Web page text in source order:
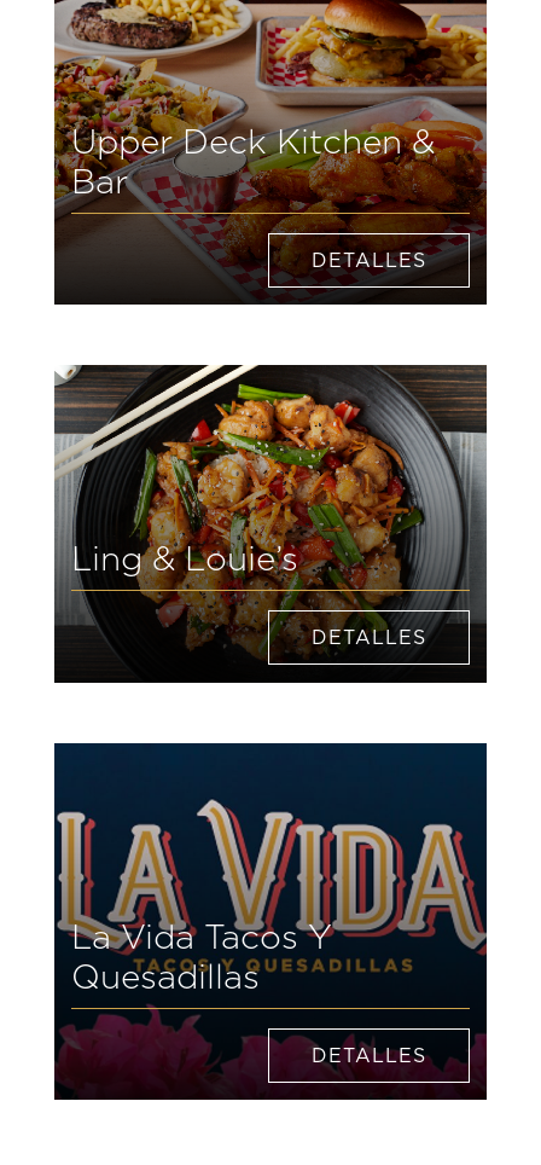
Upper Deck Kitchen &
Bar
DETALLES
Ling & Louie’s
DETALLES
La Vida Tacos Y
Quesadillas
DETALLES